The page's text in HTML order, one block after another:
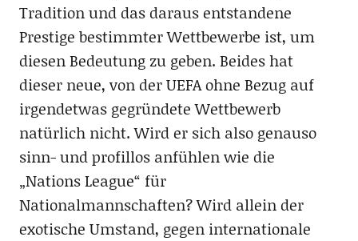
Tradition und das daraus entstandene
Prestige bestimmter Wettbewerbe ist, um
diesen Bedeutung zu geben. Beides hat
dieser neue, von der UEFA ohne Bezug auf
irgendetwas gegründete Wettbewerb
natürlich nicht. Wird er sich also genauso
sinn- und profillos anfühlen wie die
„Nations League“ für
Nationalmannschaften? Wird allein der
exotische Umstand, gegen internationale